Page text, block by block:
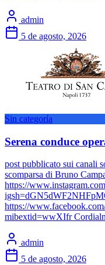
admin
5 de agosto, 2026
Sin categoría
Serena conduce
post pubblicato sui canali
scomparsa di Bruno
https://
https://
mibextid=wwXIfr
admin
5 de agosto, 2026